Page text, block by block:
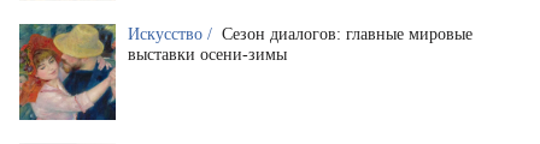
Искусство / Сезон диалогов: главные мировые
выставки осени-зимы